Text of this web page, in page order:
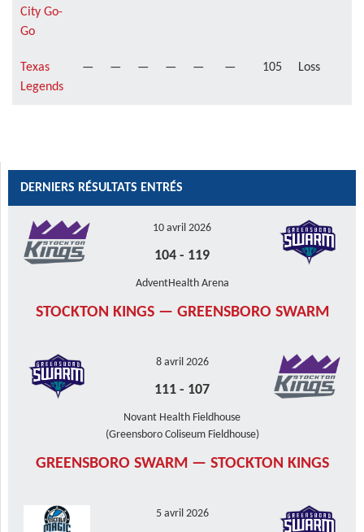
City Go-
Go
Texas
Legends
— — — — — — 105 Loss
DERNIERS RÉSULTATS ENTRÉS
10 avril 2026
104 - 119
AdventHealth Arena
STOCKTON KINGS — GREENSBORO SWARM
8 avril 2026
111 - 107
Novant Health Fieldhouse
(Greensboro Coliseum Fieldhouse)
GREENSBORO SWARM — STOCKTON KINGS
5 avril 2026